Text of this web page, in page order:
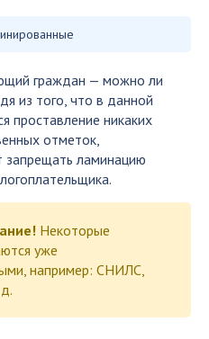
граждан — можно ли
из того, что в данной
проставление никаких
отметок,
запрещать ламинацию
Некоторые
уже
например: СНИЛС,